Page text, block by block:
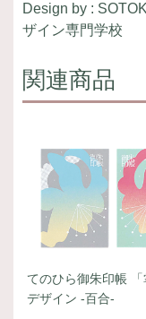
Design by :
ザイン専門学校
関連商品
てのひら御朱印帳
デザイン -百合-